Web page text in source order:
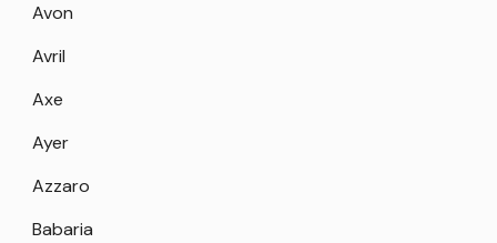
Avon
Avril
Axe
Ayer
Azzaro
Babaria